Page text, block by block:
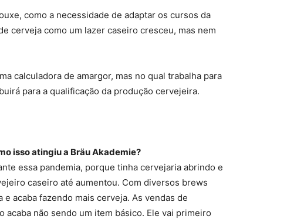
como a necessidade de adaptar os cursos da
cerveja como um lazer caseiro cresceu, mas nem
calculadora de amargor, mas no qual trabalha para
para a qualificação da produção cervejeira.
isso atingiu a Bräu Akademie?
essa pandemia, porque tinha cervejaria abrindo e
caseiro até aumentou. Com diversos brews
acaba fazendo mais cerveja. As vendas de
não sendo um item básico. Ele vai primeiro